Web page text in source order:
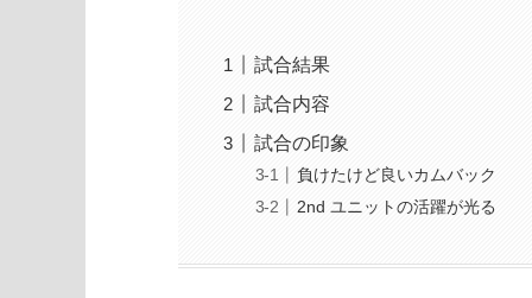
試合結果
試合内容
試合の印象
負けたけど良いカムバック
2nd ユニットの活躍が光る